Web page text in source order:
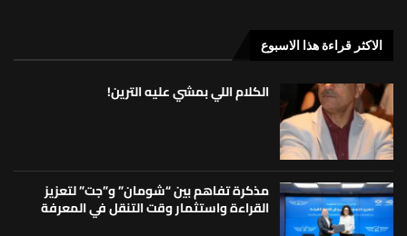
الاكثر قراءة هذا الاسبوع
الكلام اللي بمشي عليه الترين!
مذكرة تفاهم بين “شومان” و”جت” لتعزيز
القراءة واستثمار وقت التنقل في المعرفة